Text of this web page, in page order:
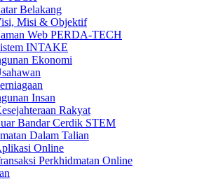
Belakang
Misi & Objektif
Web PERDA-TECH
INTAKE
Ekonomi
Insan
Rakyat
Bandar Cerdik STEM
Dalam Talian
Online
Perkhidmatan Online